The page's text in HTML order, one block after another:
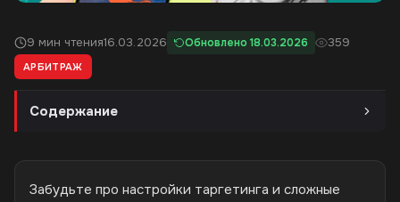
9 мин чтения16.03.2026 Обновлено 18.03.2026 359
АРБИТРАЖ
Содержание
Забудьте про настройки таргетинга и сложные